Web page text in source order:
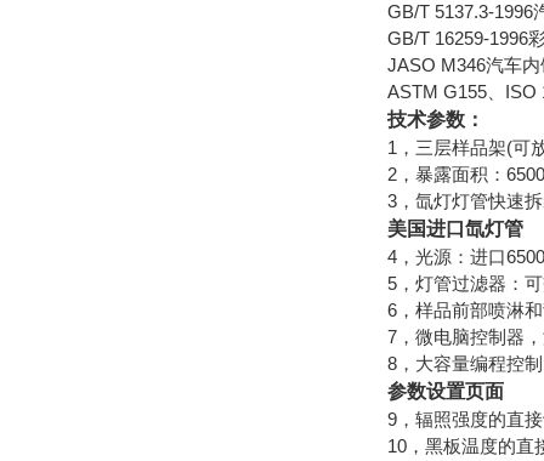
GB/T 5137.3-1996
GB/T 16259-1996
JASO M346汽车
ASTM G155、ISO
技术参数：
1，三层样品架(可
2，暴露面积：
3，氙灯灯管快速
美国进口氙灯管
4，光源：进口
5，灯管过滤器：
6，样品前部喷淋
7，微电脑控制器
8，大容量编程控
参数设置页面
9，辐照强度的直
10，黑板温度的